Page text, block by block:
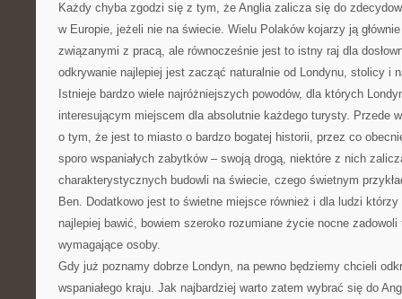
Każdy chyba zgodzi się z tym, że Anglia zalicza się do
w Europie, jeżeli nie na świecie. Wielu Polaków kojarzy ją
związanymi z pracą, ale równocześnie jest to istny raj dla
odkrywanie najlepiej jest zacząć naturalnie od Londynu, stolicy i
Istnieje bardzo wiele najróżniejszych powodów, dla których
interesującym miejscem dla absolutnie każdego turysty. Przede
o tym, że jest to miasto o bardzo bogatej historii, przez co
sporo wspaniałych zabytków – swoją drogą, niektóre z nich
charakterystycznych budowli na świecie, czego świetnym
Ben. Dodatkowo jest to świetne miejsce również i dla ludzi
najlepiej bawić, bowiem szeroko rozumiane życie nocne zadowoli
wymagające osoby.
Gdy już poznamy dobrze Londyn, na pewno będziemy chcieli
wspaniałego kraju. Jak najbardziej warto zatem wybrać się do